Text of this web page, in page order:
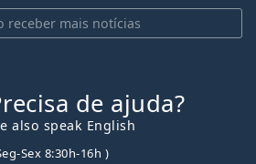
receber mais notícias
de ajuda?
also speak English
Sex 8:30h-16h )